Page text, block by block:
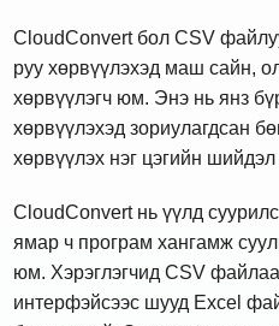
CloudConvert бол CSV
руу хөрвүүлэхэд маш сайн,
хөрвүүлэгч юм. Энэ нь янз
хөрвүүлэхэд зориулагдсан
хөрвүүлэх нэг цэгийн
CloudConvert нь үүлд
ямар ч програм хангамж
юм. Хэрэглэгчид CSV
интерфэйсээс шууд Excel